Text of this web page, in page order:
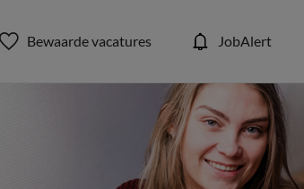
Bewaarde vacatures JobAlert